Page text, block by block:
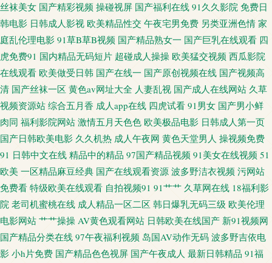
青草91 九1网页免费 亚洲综合国产婷婷基地 95视频福利导航 欧美性爱影院一
区二区 91猫先生视频 国产视频小说91 91干逼电影 久久嫩草精品久久网站 欧
美亚洲日韩国产 91九色呆哥在线 91永久免费视频 国产精品久久日本 久热无
码视频免费看 欧美sss 久草福利资源 91性交A片 男人天堂A片 国产午夜在线
看 性情AV 91综合人人插 91爆艹 久久国产精品人妻 91官方网站在线观看 九
九av 九操大香蕉视频9 国产精诚精品 婷婷色播亚洲综合色播 婷婷五月天资源
线 日韩精品一 91人妻人妻 久久国产高潮久久 淫网导航 东方Va黑人 日韩一二
AV 91乱子伦国产 国产麻豆毛片网站 亚洲av成人电影不卡 福利导视频 少妇激
丝袜美女 国产精彩视频 操碰视屏 国产福利在线 91久久影院 免费日
韩电影 日韩成人影视 欧美精品性交 午夜宅男免费 另类亚洲色情 家
庭乱伦理电影 91草B草B视频 国产精品熟女一 国产巨乳在线观看 四
虎免费91 国内精品无码短片 超碰成人操操 欧美猛交视频 西瓜影院
在线观看 欧美做受日韩 国产在线一 国产原创视频在线 国产视频高
清 国产丝袜一区 黄色av网址大全 人妻乱视 国产成人在线网站 久草
视频资源站 综合五月香 成人app在线 四虎试看 91男女 国产男小鲜
肉同 福利影院网站 激情五月天色色 欧美极品电影 日韩成人第一页
国产日韩欧美电影 久久机热 成人午夜网 黄色天堂男人 操视频免费
91 日韩中文在线 精品中的精品 97国产精品视频 91美女在线视频 51
欧美 一区精品麻豆经典 国产在线观看资源 波多野洁衣视频 污网站
免费看 特级欧美在线观看 自拍视频91 91艹艹 久草网在线 18福利影
院 老司机蜜桃在线 成人精品一区二区 韩日爆乳无码三级 欧美伦理
电影网站 艹艹操操 AV黄色观看网站 日韩欧美在线国产 新91视频网
国产精品分类在线 97午夜福利视频 岛国AV动作无码 波多野吉依电
影 小h片免费 国产精品色色视屏 国产午夜成人 最新日韩精品 91福